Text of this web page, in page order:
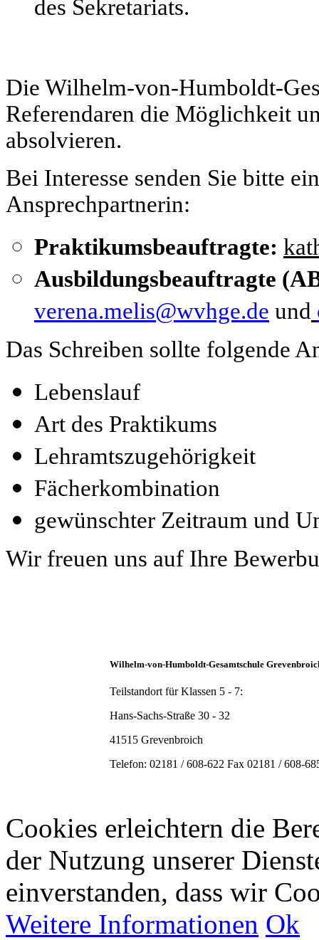
des Sekretariats.
Die Wilhelm-von-Humboldt-
Referendaren die Möglichkeit
absolvieren.
Bei Interesse senden Sie bitte
Ansprechpartnerin:
Praktikumsbeauftragte:
Ausbildungsbeauftragte
verena.melis@wvhge.de und
Das Schreiben sollte folgende
Lebenslauf
Art des Praktikums
Lehramtszugehörigkeit
Fächerkombination
gewünschter Zeitraum und
Wir freuen uns auf Ihre
Wilhelm-von-Humboldt-Gesamtschule
Teilstandort für Klassen 5 - 7:
Hans-Sachs-Straße 30 - 32
41515 Grevenbroich
Telefon: 02181 / 608-622 Fax 02181 / 608-
Cookies erleichtern die
der Nutzung unserer
einverstanden, dass wir
Weitere Informationen Ok